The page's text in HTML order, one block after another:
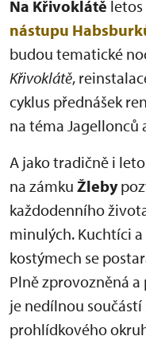
Na Křivoklátě
nástupu
budou tematické
Křivoklátě,
cyklus přednášek
na téma Jagellonců
A jako tradičně i
na zámku Žleby
každodenního
minulých. Kuchtíci
kostýmech se
Plně zprovozněná
je nedílnou
prohlídkového